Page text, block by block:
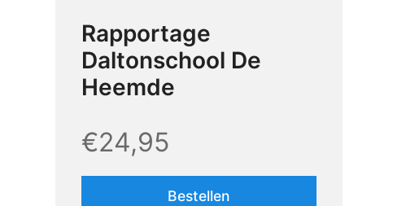
Rapportage
Daltonschool De
Heemde
€24,95
Bestellen